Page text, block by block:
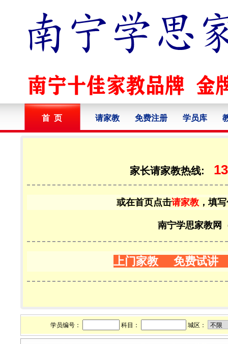
首 页 请家教 免费注册 学员库
家长请家教热线:
或在首页点击请家教 ，填
南宁学思家教网
上门家教 免费试讲
学员编号： 科目： 城区：